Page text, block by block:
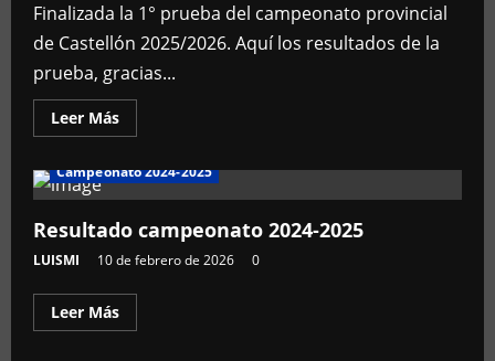
Finalizada la 1° prueba del campeonato provincial
de Castellón 2025/2026. Aquí los resultados de la
prueba, gracias...
Leer MásLeer
más
Resultados
Cpto.
Provincial
2025-
2026
Campeonato 2024-2025
Resultado campeonato 2024-2025
LUISMI 10 de febrero de 2026 0
Leer MásLeer
más